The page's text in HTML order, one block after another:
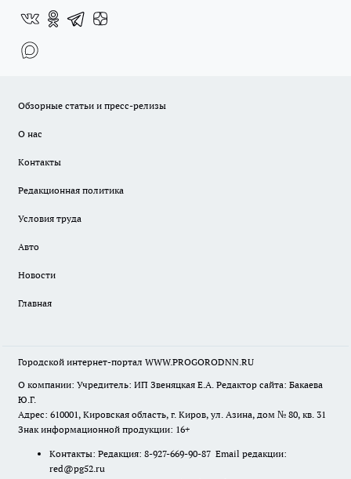
Обзорные статьи и пресс-релизы
О нас
Контакты
Редакционная политика
Условия труда
Авто
Новости
Главная
Городской интернет-портал WWW.PROGORODNN.RU
О компании: Учредитель: ИП Звеняцкая Е.А. Редактор сайта: Бакаева
Ю.Г.
Адрес: 610001, Кировская область, г. Киров, ул. Азина, дом № 80, кв. 31
Знак информационной продукции: 16+
Контакты: Редакция: 8-927-669-90-87 Email редакции:
red@pg52.ru